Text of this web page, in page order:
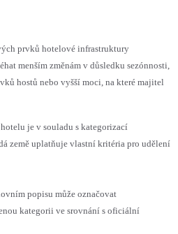
prvků hotelové infrastruktury
menším změnám v důsledku sezónnosti,
hostů nebo vyšší moci, na které majitel
je v souladu s kategorizací
země uplatňuje vlastní kritéria pro udělení
popisu může označovat
kategorii ve srovnání s oficiální